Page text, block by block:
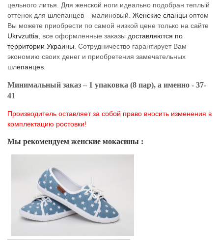
цельного литья. Для женской ноги идеально подобран теплый
оттенок для шлепанцев – малиновый. Женские сланцы оптом
Вы можете приобрести по самой низкой цене только на сайте
Ukrvzuttia , все оформленные заказы доставляются по
территории Украины . Сотрудничество гарантирует Вам
экономию своих денег и приобретения замечательных
шлепанцев
Минимальный заказ – 1 упаковка (8 пар), а именно - 37-
41
Производитель оставляет за собой право вносить изменения в
комплектацию ростовки!
Мы рекомендуем женские мокасины :